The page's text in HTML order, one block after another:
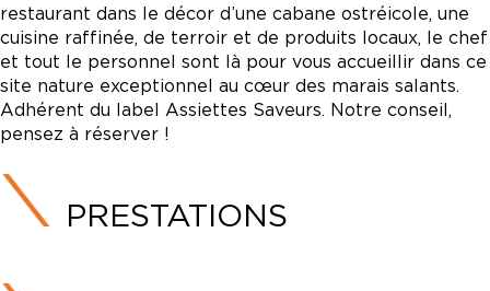
restaurant dans le décor d’une cabane ostréicole, une
cuisine raffinée, de terroir et de produits locaux, le chef
et tout le personnel sont là pour vous accueillir dans ce
site nature exceptionnel au cœur des marais salants.
Adhérent du label Assiettes Saveurs. Notre conseil,
pensez à réserver !
PRESTATIONS